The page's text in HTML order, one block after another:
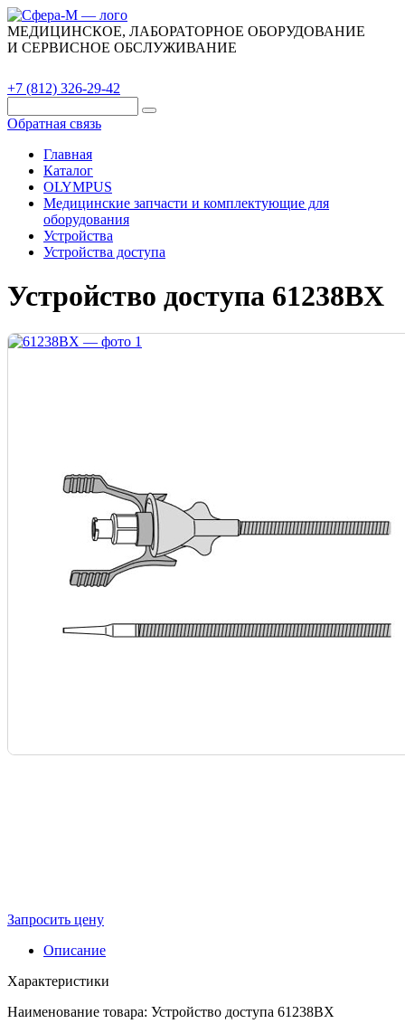
МЕДИЦИНСКОЕ, ЛАБОРАТОРНОЕ ОБОРУДОВАНИЕ
И СЕРВИСНОЕ ОБСЛУЖИВАНИЕ
+7 (812) 326-29-42
Обратная связь
Главная
Каталог
OLYMPUS
Медицинские запчасти и комплектующие для
оборудования
Устройства
Устройства доступа
Устройство доступа 61238BX
Запросить цену
Описание
Характеристики
Наименование товара: Устройство доступа 61238BX